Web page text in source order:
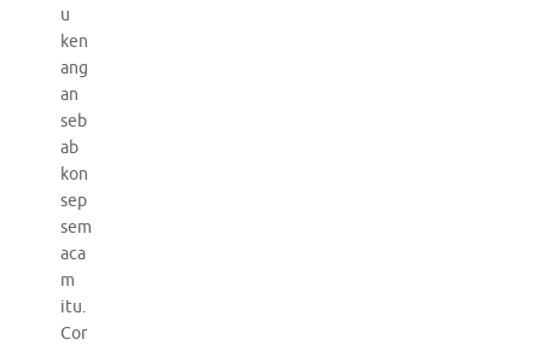
u
ken
ang
an
seb
ab
kon
sep
sem
aca
m
itu.
Cor